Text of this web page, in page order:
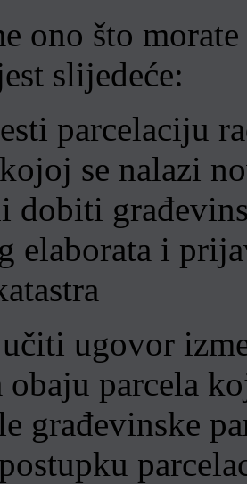
ono što
slijedeće:
parcelaciju
se nalazi
dobiti
elaborata i
ugovor
obaju parcela
građevinske